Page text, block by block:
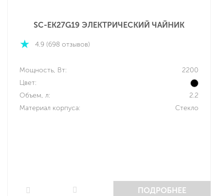
SC-EK27G19 ЭЛЕКТРИЧЕСКИЙ ЧАЙНИК
4.9 (698 отзывов)
Мощность, Вт:
2200
Цвет:
Объем, л:
2.2
Материал корпуса:
Стекло
ПОДРОБНЕЕ